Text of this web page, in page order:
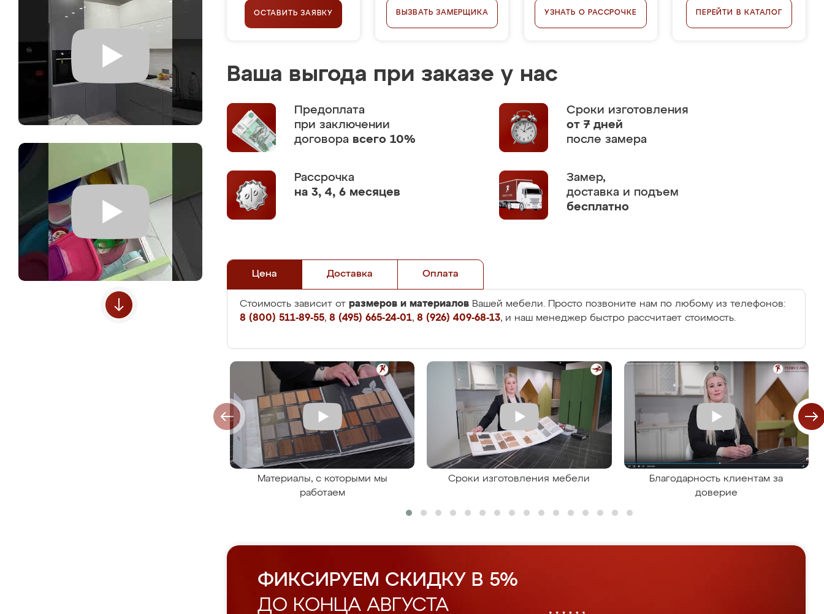
ОСТАВИТЬ ЗАЯВКУ ВЫЗВАТЬ ЗАМЕРЩИКА УЗНАТЬ О РАССРОЧКЕ ПЕРЕЙТИ В КАТАЛОГ
Ваша выгода при заказе у нас
Предоплата
при заключении
договора всего 10%
Сроки изготовления
от 7 дней
после замера
Рассрочка
на 3, 4, 6 месяцев
Замер,
доставка и подъем
бесплатно
Цена Доставка Оплата
Стоимость зависит от размеров и материалов Вашей мебели. Просто позвоните нам по любому из телефонов:
8 (800) 511-89-55, 8 (495) 665-24-01, 8 (926) 409-68-13, и наш менеджер быстро рассчитает стоимость.
Материалы, с которыми мы
работаем
Сроки изготовления мебели
Благодарность клиентам за
доверие
ФИКСИРУЕМ СКИДКУ В 5%
ДО КОНЦА АВГУСТА